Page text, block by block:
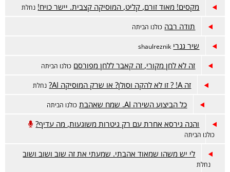
מקסים! מאוד זורם, קליט, המוסיקה קצבית. יישר כויח! נחלת
תודה רבה כולנו הביתה
שיר גנרי shaulreznik
זה לא לחן מקורי, זה קאבר ללחן מפורסם כולנו הביתה
זה A! ? זו לא להקה וסולן? או שרק המוסיקה AI? נחלת
כל הביצוע השירה AI. שמח שאהבת כולנו הביתה
והנה גירסא אחרת עם רק גיטרות משוגעות, מה עדיף?
כולנו הביתה
לי יש משהו שמאוד אהבתי. שמעתי את זה שוב ושוב ושוב
נחלת